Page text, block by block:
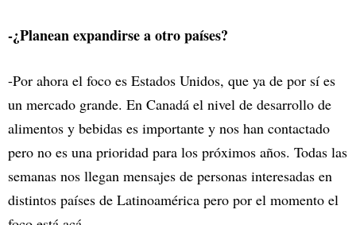
-¿Planean expandirse a otro países?
-Por ahora el foco es Estados Unidos, que ya de por sí es
un mercado grande. En Canadá el nivel de desarrollo de
alimentos y bebidas es importante y nos han contactado
pero no es una prioridad para los próximos años. Todas las
semanas nos llegan mensajes de personas interesadas en
distintos países de Latinoamérica pero por el momento el